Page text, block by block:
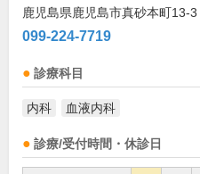
鹿児島県鹿児島市真砂本町13-3
099-224-7719
診療科目
内科 血液内科
診療/受付時間・休診日